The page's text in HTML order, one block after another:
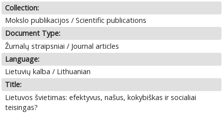
Collection:
Mokslo publikacijos / Scientific publications
Document Type:
Žurnalų straipsniai / Journal articles
Language:
Lietuvių kalba / Lithuanian
Title:
Lietuvos švietimas: efektyvus, našus, kokybiškas ir socialiai
teisingas?